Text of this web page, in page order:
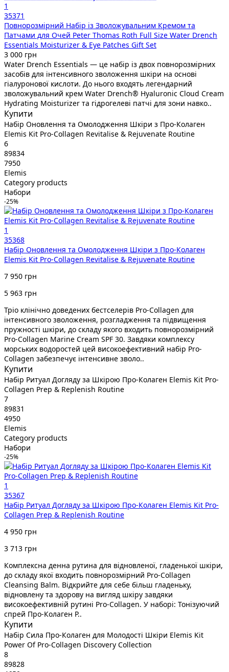
1
35371
Повнорозмірний Набір із Зволожувальним Кремом та
Патчами для Очей Peter Thomas Roth Full Size Water Drench
Essentials Moisturizer & Eye Patches Gift Set
3 000 грн
Water Drench Essentials — це набір із двох повнорозмірних
засобів для інтенсивного зволоження шкіри на основі
гіалуронової кислоти. До нього входять легендарний
зволожувальний крем Water Drench® Hyaluronic Cloud Cream
Hydrating Moisturizer та гідрогелеві патчі для зони навко..
Купити
Набір Оновлення та Омолодження Шкіри з Про-Колаген
Elemis Kit Pro-Collagen Revitalise & Rejuvenate Routine
6
89834
7950
Elemis
Category products
Набори
-25%
1
35368
Набір Оновлення та Омолодження Шкіри з Про-Колаген
Elemis Kit Pro-Collagen Revitalise & Rejuvenate Routine
7 950 грн
5 963 грн
Тріо клінічно доведених бестселерів Pro-Collagen для
інтенсивного зволоження, розгладження та підвищення
пружності шкіри, до складу якого входить повнорозмірний
Pro-Collagen Marine Cream SPF 30. Завдяки комплексу
морських водоростей цей високоефективний набір Pro-
Collagen забезпечує інтенсивне зволо..
Купити
Набір Ритуал Догляду за Шкірою Про-Колаген Elemis Kit Pro-
Collagen Prep & Replenish Routine
7
89831
4950
Elemis
Category products
Набори
-25%
1
35367
Набір Ритуал Догляду за Шкірою Про-Колаген Elemis Kit Pro-
Collagen Prep & Replenish Routine
4 950 грн
3 713 грн
Комплексна денна рутина для відновленої, гладенької шкіри,
до складу якої входить повнорозмірний Pro-Collagen
Cleansing Balm. Відкрийте для себе більш гладеньку,
відновлену та здорову на вигляд шкіру завдяки
високоефективній рутині Pro-Collagen. У наборі: Тонізуючий
спрей Про-Колаген P..
Купити
Набір Сила Про-Колаген для Молодості Шкіри Elemis Kit
Power Of Pro-Collagen Discovery Collection
8
89828